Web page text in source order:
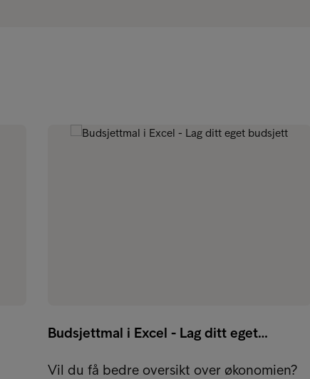
Budsjettmal i Excel - Lag ditt eget…
Vil du få bedre oversikt over økonomien?